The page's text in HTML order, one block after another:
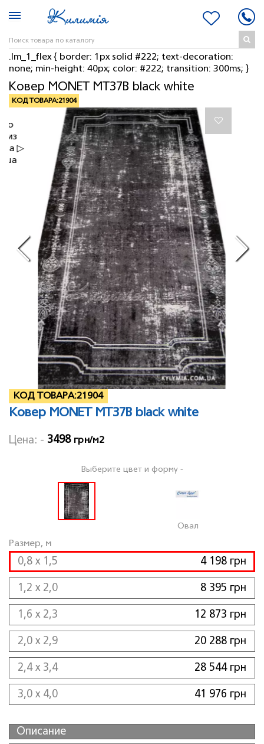
.lm_1_flex { border: 1px solid #222; text-decoration:
none; min-height: 40px; color: #222; transition: 300ms; }
Ковер MONET MT37B black white
КОД ТОВАРА:21904
КОД ТОВАРА:21904
Ковер MONET MT37B black white
Цена: - 3498 грн/м2
Размер, м
0,8 x 1,5 4 198 грн
1,2 x 2,0 8 395 грн
1,6 x 2,3 12 873 грн
2,0 x 2,9 20 288 грн
2,4 x 3,4 28 544 грн
3,0 x 4,0 41 976 грн
Выберите цвет и форму -
Овал
Описание